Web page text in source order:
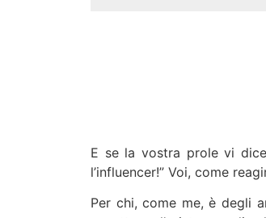
E se la vostra prole vi
l’influencer!” Voi, come
Per chi, come me, è degli